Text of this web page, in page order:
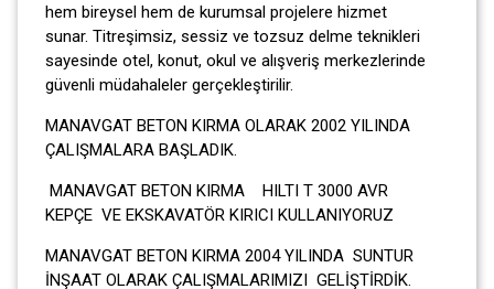
hem bireysel hem de kurumsal projelere hizmet
sunar. Titreşimsiz, sessiz ve tozsuz delme teknikleri
sayesinde otel, konut, okul ve alışveriş merkezlerinde
güvenli müdahaleler gerçekleştirilir.
MANAVGAT BETON KIRMA OLARAK 2002 YILINDA
ÇALIŞMALARA BAŞLADIK.
MANAVGAT BETON KIRMA HILTI T 3000 AVR
KEPÇE VE EKSKAVATÖR KIRICI KULLANIYORUZ
MANAVGAT BETON KIRMA 2004 YILINDA SUNTUR
İNŞAAT OLARAK ÇALIŞMALARIMIZI GELİŞTİRDİK.